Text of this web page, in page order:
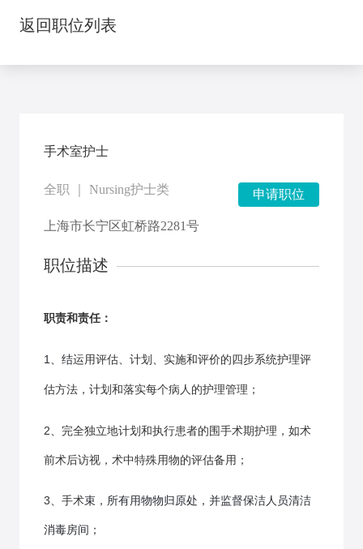
返回职位列表
手术室护士
全职 ｜ Nursing护士类
上海市长宁区虹桥路2281号
申请职位
职位描述
职责和责任：
1、结运用评估、计划、实施和评价的四步系统护理评
估方法，计划和落实每个病人的护理管理；
2、完全独立地计划和执行患者的围手术期护理，如术
前术后访视，术中特殊用物的评估备用；
3、手术束，所有用物物归原处，并监督保洁人员清洁
消毒房间；